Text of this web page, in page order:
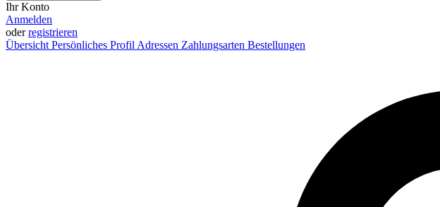
Ihr Konto
Anmelden
oderregistrieren
Übersicht Persönliches Profil Adressen Zahlungsarten Bestellungen